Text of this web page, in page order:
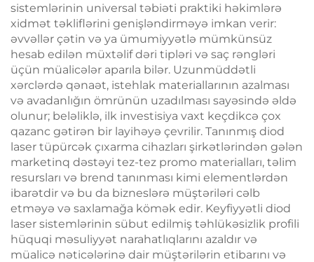
sistemlərinin universal təbiəti praktiki həkimlərə
xidmət təkliflərini genişləndirməyə imkan verir:
əvvəllər çətin və ya ümumiyyətlə mümkünsüz
hesab edilən müxtəlif dəri tipləri və saç rəngləri
üçün müalicələr aparıla bilər. Uzunmüddətli
xərclərdə qənaət, istehlak materiallarının azalması
və avadanlığın ömrünün uzadılması sayəsində əldə
olunur; beləliklə, ilk investisiya vaxt keçdikcə çox
qazanc gətirən bir layihəyə çevrilir. Tanınmış diod
laser tüpürcək çıxarma cihazları şirkətlərindən gələn
marketinq dəstəyi tez-tez promo materialları, təlim
resursları və brend tanınması kimi elementlərdən
ibarətdir və bu da bizneslərə müştəriləri cəlb
etməyə və saxlamağa kömək edir. Keyfiyyətli diod
laser sistemlərinin sübut edilmiş təhlükəsizlik profili
hüquqi məsuliyyət narahatlıqlarını azaldır və
müalicə nəticələrinə dair müştərilərin etibarını və